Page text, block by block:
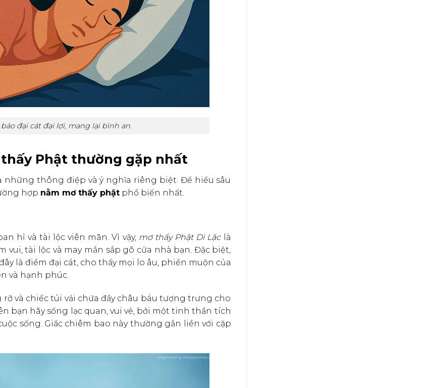
đại cát đại lợi, mang lại bình an.
Phật thường gặp nhất
thông điệp và ý nghĩa riêng biệt. Để hiểu sâu
hợp nằm mơ thấy phậtphổ biến nhất.
hỉ và tài lộc viên mãn. Vì vậy, mơ thấy Phật Di Lặclà
tài lộc và may mắn sắp gõ cửa nhà bạn. Đặc biệt,
là điềm đại cát, cho thấy mọi lo âu, phiền muộn của
và hạnh phúc.
và chiếc túi vải chứa đầy châu báu tượng trưng cho
bạn hãy sống lạc quan, vui vẻ, bởi một tinh thần tích
sống. Giấc chiêm bao này thường gắn liền với cặp